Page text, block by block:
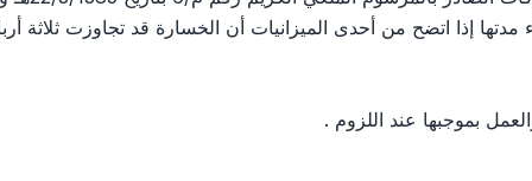
إذا اتضح من أحدى الميزانيات أن الخسارة قد تجاوزت ثلاثة
بموجبها عند اللزوم .